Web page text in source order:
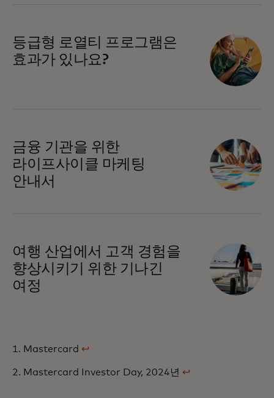
등급형 로열티 프로그램은
효과가 있나요?
금융 기관을 위한
라이프사이클 마케팅
안내서
여행 산업에서 고객 경험을
향상시키기 위한 기나긴
여정
1. Mastercard ↩
2. Mastercard Investor Day, 2024년 ↩